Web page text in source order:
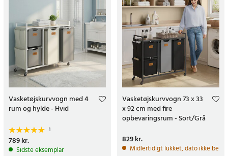
Vasketøjskurvvogn med 4
rum og hylde - Hvid
1
Pris:789 kr.
789 kr.
Sidste eksemplar
Vasketøjskurvvogn 73 x 33
x 92 cm med fire
opbevaringsrum - Sort/Grå
Pris:829 kr.
829 kr.
Midlertidigt lukket, dato ikke